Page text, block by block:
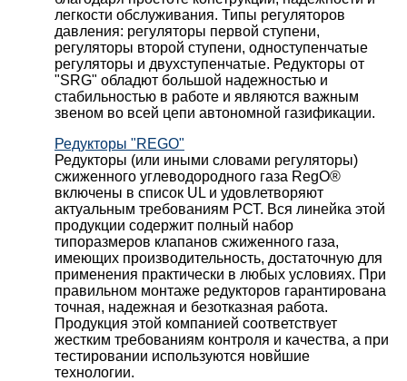
легкости обслуживания. Типы регуляторов
давления: регуляторы первой ступени,
регуляторы второй ступени, одноступенчатые
регуляторы и двухступенчатые. Редукторы от
"SRG" обладют большой надежностью и
стабильностью в работе и являются важным
звеном во всей цепи автономной газификации.
Редукторы "REGO"
Редукторы (или иными словами регуляторы)
сжиженного углеводородного газа RegO®
включены в список UL и удовлетворяют
актуальным требованиям РСТ. Вся линейка этой
продукции содержит полный набор
типоразмеров клапанов сжиженного газа,
имеющих производительность, достаточную для
применения практически в любых условиях. При
правильном монтаже редукторов гарантирована
точная, надежная и безотказная работа.
Продукция этой компанией соответствует
жестким требованиям контроля и качества, а при
тестировании используются новйшие
технологии.